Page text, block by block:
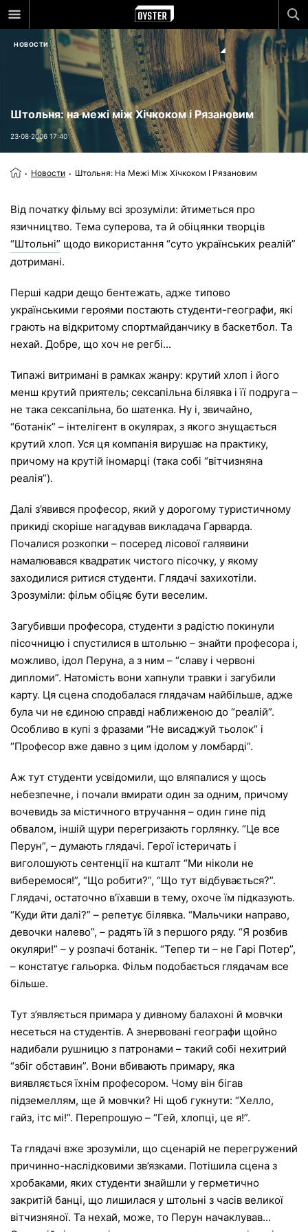
НОВОСТИ
Штольня: на межі між Хічкоком і Рязановим
23⋅08⋅2006 17:40
Новости Штольня: На Межі Між Хічкоком І Рязановим
Від початку фільму всі зрозуміли: йтиметься про
язичництво. Тема суперова, та й обіцянки творців
“Штольні” щодо використання “суто українських реалій”
дотримані.
Перші кадри дещо бентежать, адже типово
українськими героями постають студенти-географи, які
грають на відкритому спортмайданчику в баскетбол. Та
нехай. Добре, що хоч не регбі...
Типажі витримані в рамках жанру: крутий хлоп і його
менш крутий приятель; сексапільна білявка і її подруга –
не така сексапільна, бо шатенка. Ну і, звичайно,
“ботанік” – інтелігент в окулярах, з якого знущається
крутий хлоп. Уся ця компанія вирушає на практику,
причому на крутій іномарці (така собі “вітчизняна
реалія”).
Далі з’явився професор, який у дорогому туристичному
прикиді скоріше нагадував викладача Гарварда.
Почалися розкопки – посеред лісової галявини
намалювався квадратик чистого пісочку, у якому
заходилися ритися студенти. Глядачі захихотіли.
Зрозуміли: фільм обіцяє бути веселим.
Загубивши професора, студенти з радістю покинули
пісочницю і спустилися в штольню – знайти професора і,
можливо, ідол Перуна, а з ним – “славу і червоні
дипломи”. Натомість вони хапнули травки і загубили
карту. Ця сцена сподобалася глядачам найбільше, адже
була чи не єдиною справді наближеною до “реалій”.
Особливо в купі з фразами “Не висаджуй тьолок” і
“Професор вже давно з цим ідолом у ломбарді”.
Аж тут студенти усвідомили, що вляпалися у щось
небезпечне, і почали вмирати один за одним, причому
вочевидь за містичного втручання – один гине під
обвалом, іншій щури перегризають горлянку. “Це все
Перун”, – думають глядачі. Герої істеричать і
виголошують сентенції на кшталт “Ми ніколи не
виберемося!”, “Що робити?”, “Що тут відбувається?”.
Глядачі, остаточно в’їхавши в тему, охоче їм підказують.
“Куди йти далі?” – репетує білявка. “Мальчики направо,
девочки налево”, – радять їй з першого ряду. “Я розбив
окуляри!” – у розпачі ботанік. “Тепер ти – не Гарі Потер”,
– констатує гальорка. Фільм подобається глядачам все
більше.
Тут з’являється примара у дивному балахоні й мовчки
несеться на студентів. А знервовані географи щойно
надибали рушницю з патронами – такий собі нехитрий
“збіг обставин”. Вони вбивають примару, яка
виявляється їхнім професором. Чому він бігав
підземеллям, ще й мовчки? Ні щоб гукнути: “Хелло,
гайз, ітс мі!”. Перепрошую – “Гей, хлопці, це я!”.
Та глядачі вже зрозуміли, що сценарій не перегружений
причинно-наслідковими зв’язками. Потішила сцена з
хробаками, яких студенти знайшли у герметично
закритій банці, що лишилася у штольні з часів великої
вітчизняної. Та нехай, може, то Перун начаклував...